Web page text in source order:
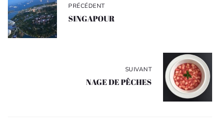
l’article
PRÉCÉDENT
SINGAPOUR
SUIVANT
NAGE DE PÊCHES